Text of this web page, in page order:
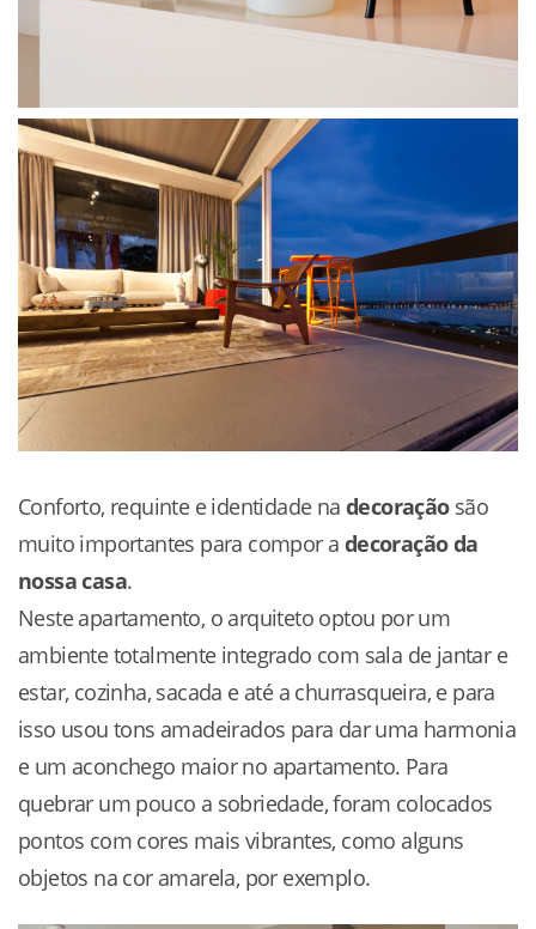
Conforto, requinte e identidade na decoraçãosão
muito importantes para compor a decoração da
nossa casa.
Neste apartamento, o arquiteto optou por um
ambiente totalmente integrado com sala de jantar e
estar, cozinha, sacada e até a churrasqueira, e para
isso usou tons amadeirados para dar uma harmonia
e um aconchego maior no apartamento. Para
quebrar um pouco a sobriedade, foram colocados
pontos com cores mais vibrantes, como alguns
objetos na cor amarela, por exemplo.